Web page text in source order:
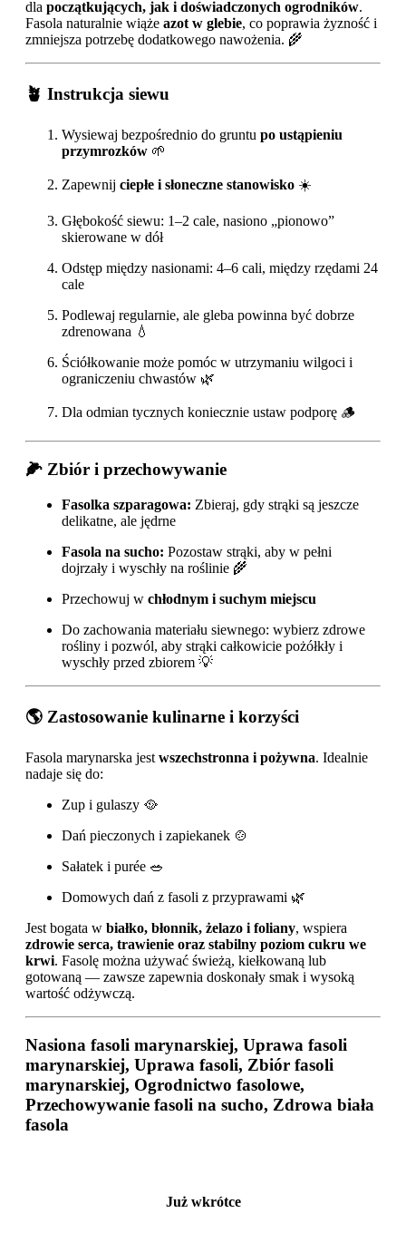
dla początkujących, jak i doświadczonych ogrodników.
Fasola naturalnie wiąże azot w glebie, co poprawia żyzność i
zmniejsza potrzebę dodatkowego nawożenia. 🌾
🪴 Instrukcja siewu
Wysiewaj bezpośrednio do gruntu po ustąpieniu
przymrozków 🌱
Zapewnij ciepłe i słoneczne stanowisko ☀️
Głębokość siewu: 1–2 cale, nasiono „pionowo”
skierowane w dół
Odstęp między nasionami: 4–6 cali, między rzędami 24
cale
Podlewaj regularnie, ale gleba powinna być dobrze
zdrenowana 💧
Ściółkowanie może pomóc w utrzymaniu wilgoci i
ograniczeniu chwastów 🌿
Dla odmian tycznych koniecznie ustaw podporę 🪵
🌽 Zbiór i przechowywanie
Fasolka szparagowa: Zbieraj, gdy strąki są jeszcze
delikatne, ale jędrne
Fasola na sucho: Pozostaw strąki, aby w pełni
dojrzały i wyschły na roślinie 🌾
Przechowuj w chłodnym i suchym miejscu
Do zachowania materiału siewnego: wybierz zdrowe
rośliny i pozwól, aby strąki całkowicie pożółkły i
wyschły przed zbiorem 💡
🌎 Zastosowanie kulinarne i korzyści
Fasola marynarska jest wszechstronna i pożywna. Idealnie
nadaje się do:
Zup i gulaszy 🥘
Dań pieczonych i zapiekanek 🍲
Sałatek i purée 🥗
Domowych dań z fasoli z przyprawami 🌿
Jest bogata w białko, błonnik, żelazo i foliany, wspiera
zdrowie serca, trawienie oraz stabilny poziom cukru we
krwi. Fasolę można używać świeżą, kiełkowaną lub
gotowaną — zawsze zapewnia doskonały smak i wysoką
wartość odżywczą.
Nasiona fasoli marynarskiej, Uprawa fasoli
marynarskiej, Uprawa fasoli, Zbiór fasoli
marynarskiej, Ogrodnictwo fasolowe,
Przechowywanie fasoli na sucho, Zdrowa biała
fasola
Już wkrótce